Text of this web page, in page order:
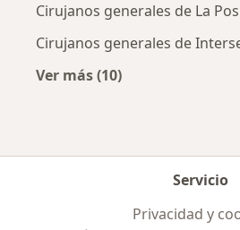
Cirujanos generales de La
Cirujanos generales de
Ver más (10)
Servicio
Privacidad y